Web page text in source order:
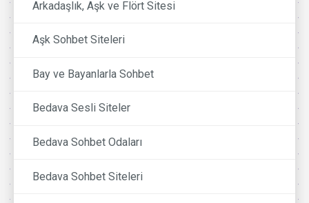
Arkadaşlık, Aşk ve Flört Sitesi
Aşk Sohbet Siteleri
Bay ve Bayanlarla Sohbet
Bedava Sesli Siteler
Bedava Sohbet Odaları
Bedava Sohbet Siteleri